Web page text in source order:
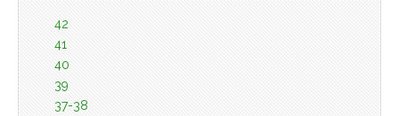
42
41
40
39
37-38